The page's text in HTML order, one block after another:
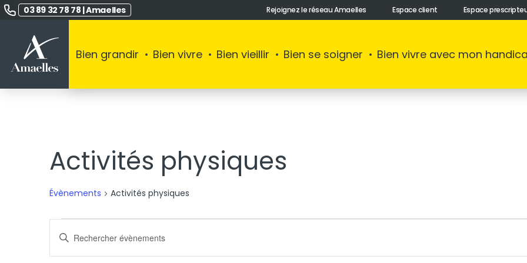
03 89 32 78 78 |Amaelles Rejoignez le réseau Amaelles Espace client Espace
Bien grandir Bien vivre Bien vieillir Bien se soigner Bien vivre avec mon
Activités physiques
Évènements Activités physiques
Évènements
Recherche
Saisir
mot-
Panneau de gestion des cookies